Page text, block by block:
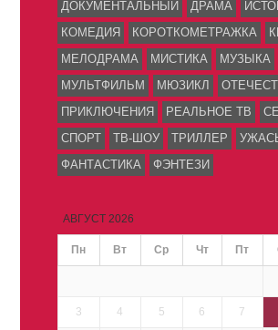
ДОКУМЕНТАЛЬНЫЙ ДРАМА
КОМЕДИЯ
КОРОТКОМЕТРАЖКА
МЕЛОДРАМА
МИСТИКА
МУЗЫКА
МУЛЬТФИЛЬМ
МЮЗИКЛ
ПРИКЛЮЧЕНИЯ
РЕАЛЬНОЕ ТВ
СПОРТ
ТВ-ШОУ ТРИЛЛЕР
ФАНТАСТИКА
ФЭНТЕЗИ
АВГУСТ 2026
Пн Вт Ср Чт Пт
3 4 5 6 7